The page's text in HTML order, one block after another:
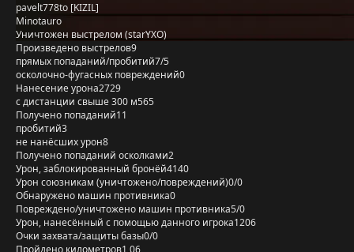
pavelt778to [KIZIL]
Minotauro
Уничтожен выстрелом (starYXO)
Произведено выстрелов9
прямых попаданий/пробитий7/5
осколочно-фугасных повреждений0
Нанесение урона2729
с дистанции свыше 300 м565
Получено попаданий11
пробитий3
не нанёсших урон8
Получено попаданий осколками2
Урон, заблокированный бронёй4140
Урон союзникам (уничтожено/повреждений)0/0
Обнаружено машин противника0
Повреждено/уничтожено машин противника5/0
Урон, нанесённый с помощью данного игрока1206
Очки захвата/защиты базы0/0
Пройдено километров1,06